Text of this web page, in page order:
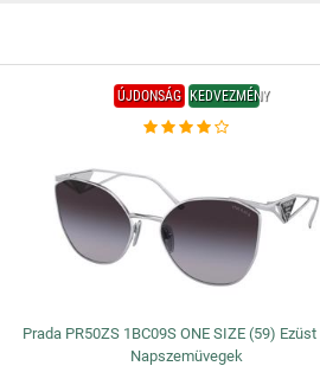
ÚJDONSÁG KEDVEZMÉNY
Prada PR50ZS 1BC09S ONE SIZE (59)
Napszemüvegek